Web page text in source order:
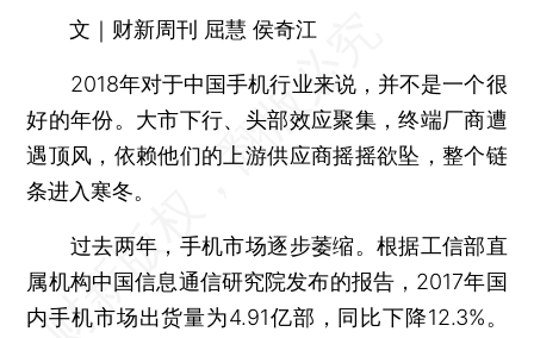
文｜财新周刊 屈慧 侯奇江
2018年对于中国手机行业来说，并不是一个很
好的年份。大市下行、头部效应聚集，终端厂商遭
遇顶风，依赖他们的上游供应商摇摇欲坠，整个链
条进入寒冬。
过去两年，手机市场逐步萎缩。根据工信部直
属机构中国信息通信研究院发布的报告，2017年国
内手机市场出货量为4.91亿部，同比下降12.3%。